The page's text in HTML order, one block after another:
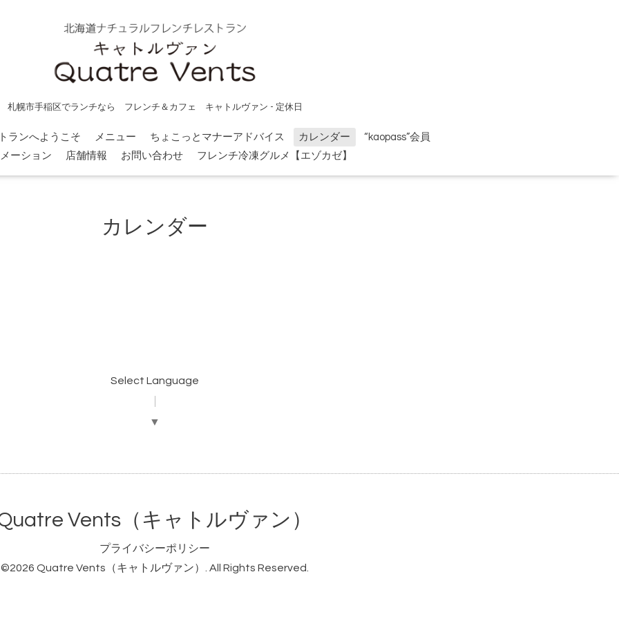
札幌市手稲区でランチなら フレンチ＆カフェ キャトルヴァン - 定休日
ランへようこそ メニュー ちょこっとマナーアドバイス カレンダー
“kaopass”会員
ーション
店舗情報 お問い合わせ フレンチ冷凍グルメ【エゾカゼ】
カレンダー
Select Language
▼
Vents（キャトルヴァン）
プライバシーポリシー
©2026 Quatre Vents（キャトルヴァン） . All Rights Reserved.